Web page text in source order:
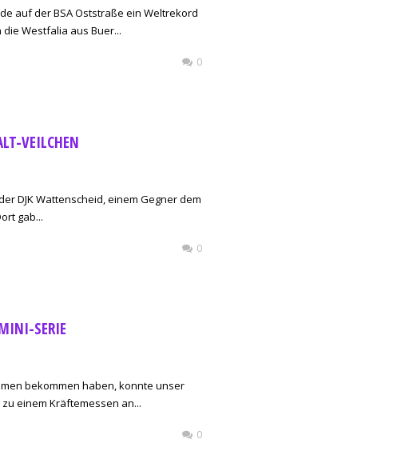
auf der BSA Oststraße ein Weltrekord
Westfalia aus Buer...
0
VEILCHEN
DJK Wattenscheid, einem Gegner dem
gab...
0
SERIE
bekommen haben, konnte unser
einem Kräftemessen an...
0